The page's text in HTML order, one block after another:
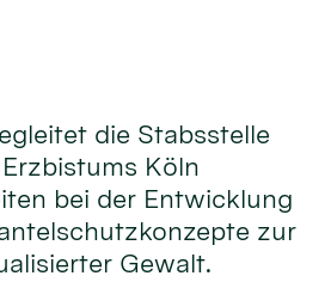
die Stabsstelle
Köln
bei der Entwicklung
zur
Gewalt.